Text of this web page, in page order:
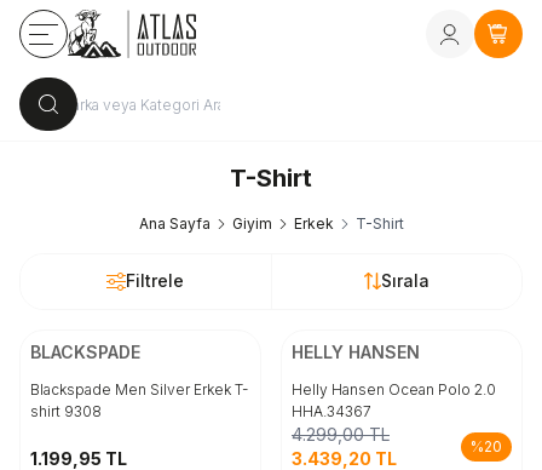
Kayıt Ol veya
T-Shirt
Ana Sayfa Giyim Erkek T-Shirt
Filtrele Sırala
Beden
900 920 940 960
BLACKSPADE
Blackspade Men Silver Erkek T-
shirt 9308
1.199,95 TL
Beden
L M
Sepete Ekle
HELLY HANSEN
Helly Hansen Ocean Polo 2.0
HHA.34367
4.299,00TL
3.439,20 TL
%20